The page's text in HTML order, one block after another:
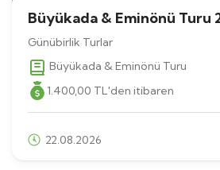
Büyükada & Eminönü Turu
Günübirlik Turlar
Büyükada & Eminönü Turu
1.400,00 TL'den itibaren
22.08.2026